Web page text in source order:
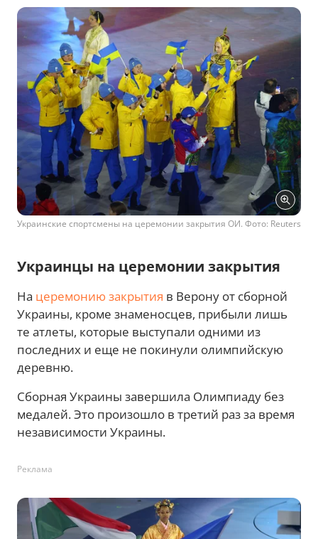
Украинские спортсмены на церемонии закрытия ОИ. Фото: Reuters
Украинцы на церемонии закрытия
На церемонию закрытия в Верону от сборной
Украины, кроме знаменосцев, прибыли лишь
те атлеты, которые выступали одними из
последних и еще не покинули олимпийскую
деревню.
Сборная Украины завершила Олимпиаду без
медалей. Это произошло в третий раз за время
независимости Украины.
Реклама